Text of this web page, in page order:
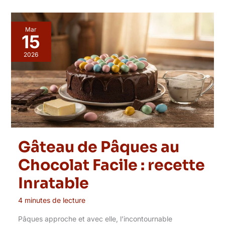
Mar
15
2026
Gâteau de Pâques au
Chocolat Facile : recette
Inratable
4 minutes de lecture
Pâques approche et avec elle, l’incontournable